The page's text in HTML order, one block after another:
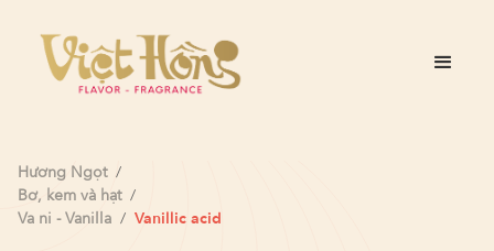
Hương Ngọt /
Bơ, kem và hạt /
Va ni - Vanilla / Vanillic acid